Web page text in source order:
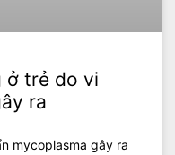
ở trẻ do vi
ra
mycoplasma gây ra